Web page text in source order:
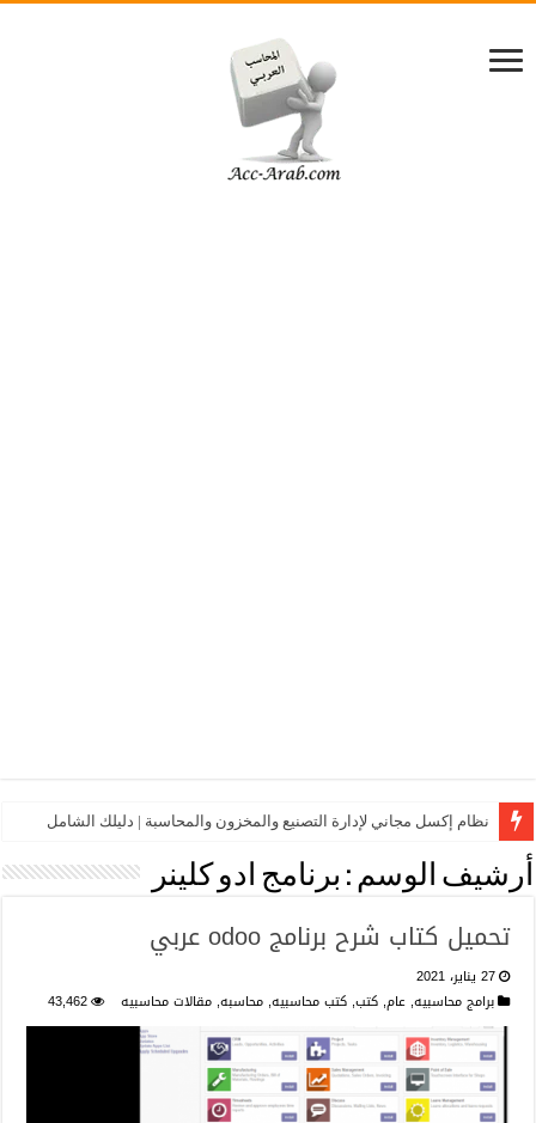
نظام إكسل مجاني لإدارة التصنيع والمخزون والمحاسبة | دليلك الشامل
أرشيف الوسم : برنامج ادو كلينر
تحميل كتاب شرح برنامج odoo عربي
27 يناير، 2021
برامج محاسبيه, عام, كتب, كتب محاسبيه, محاسبه, مقالات محاسبيه 43,462